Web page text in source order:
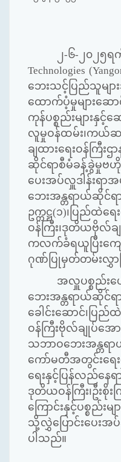
၂-၆-၂၀၂၅ရ
Technologies
ဘေးသင့်ပြည်သူမ
ထောက်ပံ့မှုများဆေ
ကုန်ပစ္စည်းများနှင့်ဆ
လူမှုဝန်ထမ်း၊ကယ်ဆ
ချထားရေးဝန်ကြီး
ဆိုင်ရာစီမံခန့်ခွဲမှုဗ
ပေးအပ်လှူဒါန်းရာ
ဘေးအန္တရာယ်ဆိုင်
ဥက္ကဋ္ဌ(၁)၊ပြည်ထဲရ
ဝန်ကြီး၊ဒုတိယဗိုလ်ခ
ကလက်ခံရယူပြီးကျေ
ဂုဏ်ပြုမှတ်တမ်းလွှာ
အလှူပစ္စည်း
ဘေးအန္တရာယ်ဆိုင်
ခေါင်းဆောင်၊ပြည်
ဝန်ကြီးဗိုလ်ချုပ်အော
သဘာဝဘေးအန္တရ
ကော်မတီအတွင်းရေ
ရေးနှင့်ပြန်လည်နေရ
ဒုတိယဝန်ကြီး၊ဦး
ကြောင်းနှင့်ပစ္စည်းမ
သို့လွှဲပြောင်းပေးအပ်
ပါသည်။